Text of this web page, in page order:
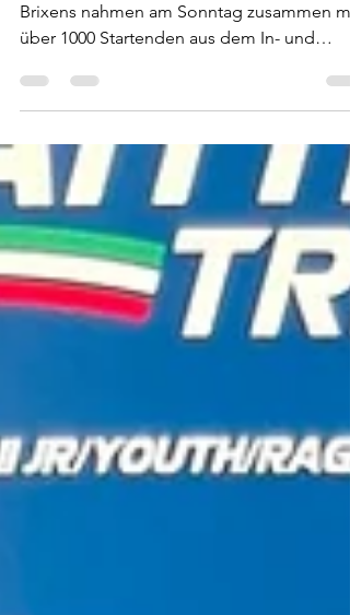
Brixens nahmen am Sonntag zusammen mit
über 1000 Startenden aus dem In- und
Sprintdistanz in und rund um den
Ledrosee teil. Dominik Ömböli überzeugte
dabei mit seinem 20. Rang in der
allgemeinen Klasse (2. Platz in der
Juniorenkategorie), sowie Nina Valle, die als
25. (6. Juniorin) einlief. Beachtenswert auch
Hannes Tauber mit seinem 42. Gesamtrang
(7. Junior) und Dena Bacher mit ihrem